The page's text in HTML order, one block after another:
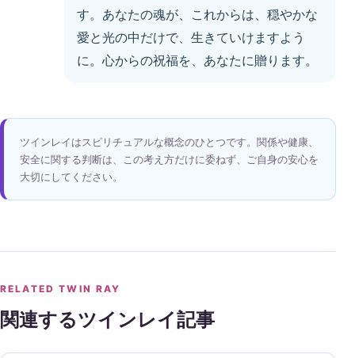
す。あなたの魂が、これからは、穏やかな
愛と光の中だけで、生きていけますよう
に。心からの祝福を、あなたに贈ります。
ツインレイはスピリチュアルな概念のひとつです。関係や健康、
安全に関する判断は、この考え方だけに委ねず、ご自身の安心を
大切にしてください。
RELATED TWIN RAY
関連するツインレイ記事